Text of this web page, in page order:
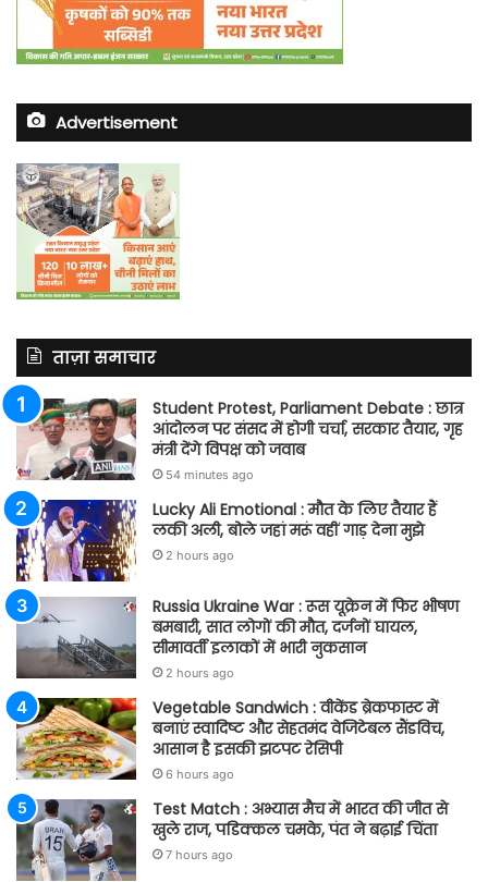
Advertisement
ताज़ा समाचार
Student Protest, Parliament Debate : छात्र
आंदोलन पर संसद में होगी चर्चा, सरकार तैयार, गृह
मंत्री देंगे विपक्ष को जवाब
54 minutes ago
Lucky Ali Emotional : मौत के लिए तैयार हैं
लकी अली, बोले जहां मरूं वहीं गाड़ देना मुझे
2 hours ago
Russia Ukraine War : रूस यूक्रेन में फिर भीषण
बमबारी, सात लोगों की मौत, दर्जनों घायल,
सीमावर्ती इलाकों में भारी नुकसान
2 hours ago
Vegetable Sandwich : वीकेंड ब्रेकफास्ट में
बनाएं स्वादिष्ट और सेहतमंद वेजिटेबल सैंडविच,
आसान है इसकी झटपट रेसिपी
6 hours ago
Test Match : अभ्यास मैच में भारत की जीत से
खुले राज, पडिक्कल चमके, पंत ने बढ़ाई चिंता
7 hours ago